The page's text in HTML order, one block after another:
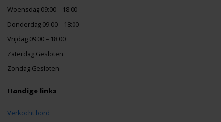
Woensdag 09:00 – 18:00
Donderdag 09:00 – 18:00
Vrijdag 09:00 – 18:00
Zaterdag Gesloten
Zondag Gesloten
Handige links
Verkocht bord